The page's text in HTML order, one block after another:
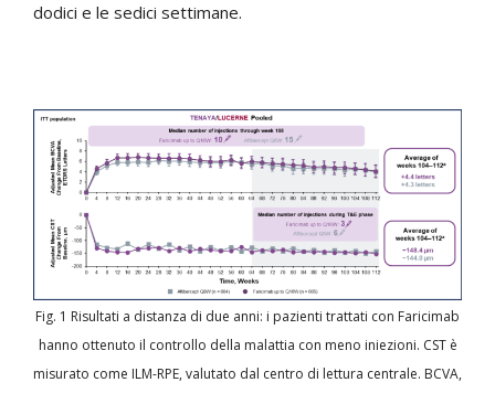
dodici e le sedici settimane.
Fig. 1 Risultati a distanza di due anni: i pazienti trattati con Faricimab
hanno ottenuto il controllo della malattia con meno iniezioni. CST è
misurato come ILM-RPE, valutato dal centro di lettura centrale. BCVA,